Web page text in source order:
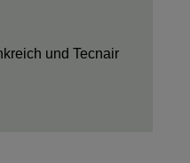
und Tecnair